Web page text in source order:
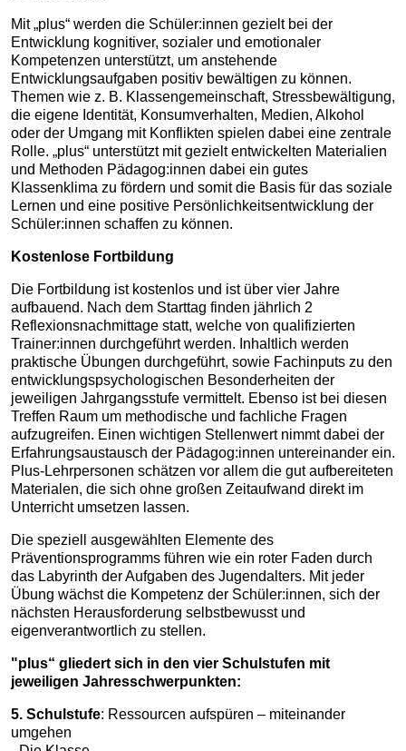
Mit „plus“ werden die Schüler:innen gezielt bei der
Entwicklung kognitiver, sozialer und emotionaler
Kompetenzen unterstützt, um anstehende
Entwicklungsaufgaben positiv bewältigen zu können.
Themen wie z. B. Klassengemeinschaft, Stressbewältigung,
die eigene Identität, Konsumverhalten, Medien, Alkohol
oder der Umgang mit Konflikten spielen dabei eine zentrale
Rolle. „plus“ unterstützt mit gezielt entwickelten Materialien
und Methoden Pädagog:innen dabei ein gutes
Klassenklima zu fördern und somit die Basis für das soziale
Lernen und eine positive Persönlichkeitsentwicklung der
Schüler:innen schaffen zu können.
Kostenlose Fortbildung
Die Fortbildung ist kostenlos und ist über vier Jahre
aufbauend. Nach dem Starttag finden jährlich 2
Reflexionsnachmittage statt, welche von qualifizierten
Trainer:innen durchgeführt werden. Inhaltlich werden
praktische Übungen durchgeführt, sowie Fachinputs zu den
entwicklungspsychologischen Besonderheiten der
jeweiligen Jahrgangsstufe vermittelt. Ebenso ist bei diesen
Treffen Raum um methodische und fachliche Fragen
aufzugreifen. Einen wichtigen Stellenwert nimmt dabei der
Erfahrungsaustausch der Pädagog:innen untereinander ein.
Plus-Lehrpersonen schätzen vor allem die gut aufbereiteten
Materialen, die sich ohne großen Zeitaufwand direkt im
Unterricht umsetzen lassen.
Die speziell ausgewählten Elemente des
Präventionsprogramms führen wie ein roter Faden durch
das Labyrinth der Aufgaben des Jugendalters. Mit jeder
Übung wächst die Kompetenz der Schüler:innen, sich der
nächsten Herausforderung selbstbewusst und
eigenverantwortlich zu stellen.
"plus“ gliedert sich in den vier Schulstufen mit
jeweiligen Jahresschwerpunkten:
5. Schulstufe: Ressourcen aufspüren – miteinander
umgehen